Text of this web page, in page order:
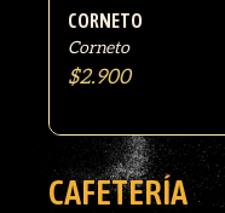
CORNETO
Corneto
$2.900
CAFETERÍA